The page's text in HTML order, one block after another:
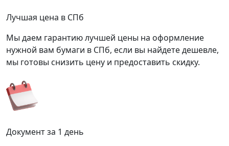
Лучшая цена в СПб
Мы даем гарантию лучшей цены на оформление
нужной вам бумаги в СПб, если вы найдете дешевле,
мы готовы снизить цену и предоставить скидку.
Документ за 1 день